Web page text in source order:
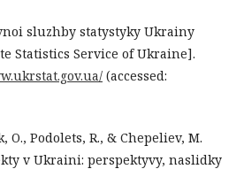
sluzhby statystyky Ukrainy
Statistics Service of Ukraine].
(accessed:
O., Podolets, R., & Chepeliev, M.
v Ukraini: perspektyvy, naslidky